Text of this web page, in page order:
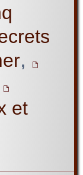
,
et